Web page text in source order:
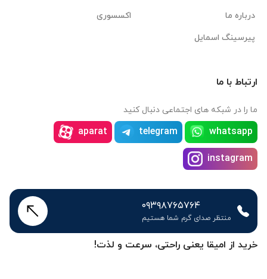
خرید از امیقا یعنی راحتی، سرعت و لذت!
درباره ما
پیرسینگ اسمایل
اکسسوری
ارتباط با ما
ما را در شبکه های اجتماعی دنبال کنید
whatsapp
telegram
aparat
instagram
۰۹۳۹۸۷۶۵۷۶۴
منتظر صدای گرم شما هستیم